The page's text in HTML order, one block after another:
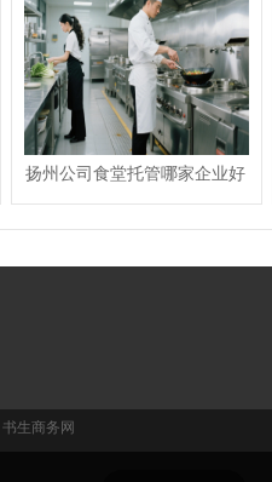
扬州公司食堂托管哪家企业好
书生商务网